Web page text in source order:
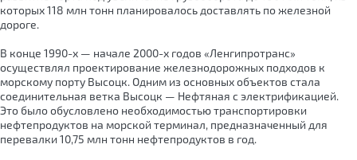
которых 118 млн тонн планировалось доставлять по железной
дороге.
В конце 1990-х — начале 2000-х годов «Ленгипротранс»
осуществлял проектирование железнодорожных подходов к
морскому порту Высоцк. Одним из основных объектов стала
соединительная ветка Высоцк — Нефтяная с электрификацией.
Это было обусловлено необходимостью транспортировки
нефтепродуктов на морской терминал, предназначенный для
перевалки 10,75 млн тонн нефтепродуктов в год.